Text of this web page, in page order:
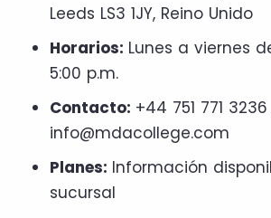
Leeds LS3 1JY, Reino Unido
Horarios: Lunes a viernes
5:00 p.m.
Contacto: +44 751 771
info@mdacollege.com
Planes: Información
sucursal